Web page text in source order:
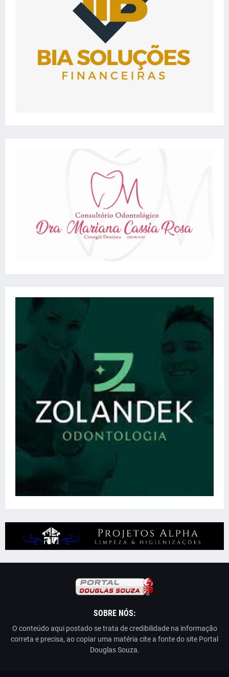
SOBRE NÓS:
O conteúdo aqui postado se trata de credibilidade na informação
correta e precisa, ao copiar uma matéria cite a fonte do site Portal
Douglas Souza.